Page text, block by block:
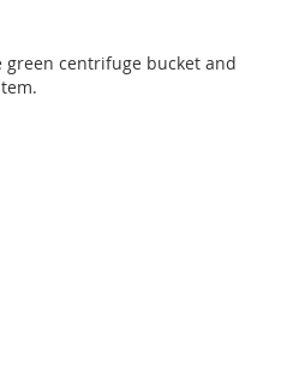
green centrifuge bucket and